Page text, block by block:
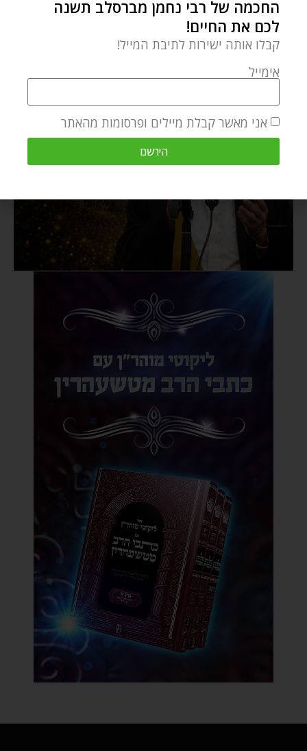
החכמה של רבי נחמן מברסלב תשנה
לכם את החיים!
קבלו אותה ישירות לתיבת המייל!
אימייל
אני מאשר קבלת מיילים ופרסומות מהאתר
הירשם